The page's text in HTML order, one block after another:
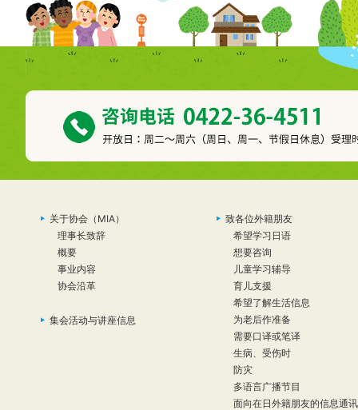
关于协会（MIA）
理事长致辞
概要
事业内容
协会沿革
集会活动与讲座信息
致各位外籍朋友
希望学习日语
想要咨询
儿童学习辅导
育儿支援
希望了解生活信息
为老后作准备
需要口译或笔译
生病、受伤时
防灾
多语言广播节目
面向在日外籍朋友的信息通讯